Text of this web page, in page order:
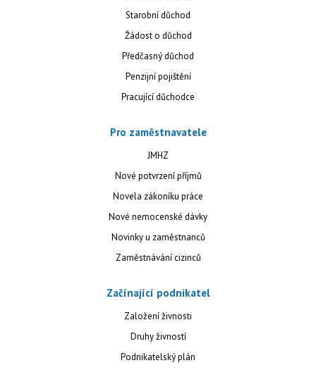
Starobní důchod
Žádost o důchod
Předčasný důchod
Penzijní pojištění
Pracující důchodce
Pro zaměstnavatele
JMHZ
Nové potvrzení příjmů
Novela zákoníku práce
Nové nemocenské dávky
Novinky u zaměstnanců
Zaměstnávání cizinců
Začínající podnikatel
Založení živnosti
Druhy živností
Podnikatelský plán